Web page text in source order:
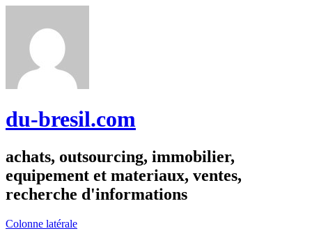
du-bresil.com
achats, outsourcing, immobilier,
equipement et materiaux, ventes,
recherche d'informations
Colonne latérale